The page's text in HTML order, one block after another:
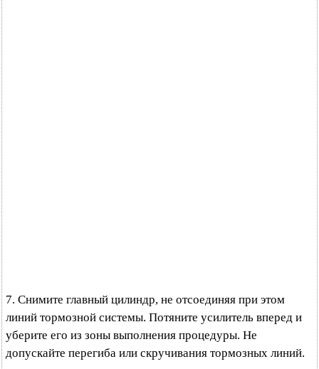
7. Снимите главный цилиндр, не отсоединяя при этом
линий тормозной системы. Потяните усилитель вперед и
уберите его из зоны выполнения процедуры. Не
допускайте перегиба или скручивания тормозных линий.